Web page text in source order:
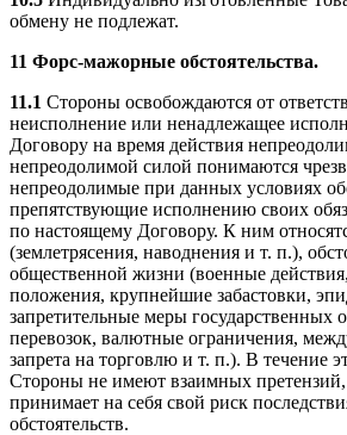
обмену не подлежат.
11 Форс-мажорные обстоятельства.
11.1 Стороны освобождаются от
неисполнение или ненадлежащее
Договору на время действия
непреодолимой силой понимаются
непреодолимые при данных условиях
препятствующие исполнению своих
по настоящему Договору. К ним
(землетрясения, наводнения и т. п.),
общественной жизни (военные
положения, крупнейшие забастовки,
запретительные меры государственных
перевозок, валютные ограничения,
запрета на торговлю и т. п.). В течение
Стороны не имеют взаимных
принимает на себя свой риск
обстоятельств.